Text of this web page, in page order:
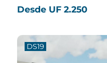
Desde UF 2.250
DS19